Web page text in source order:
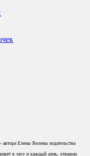
автора Елены Велены издательства
в лесу и каждый день, отважно